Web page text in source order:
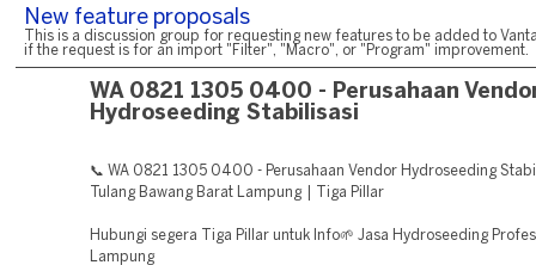
New feature proposals
This is a discussion group for requesting new features to be added to
if the request is for an import "Filter", "Macro", or "Program" improvement.
WA 0821 1305 0400 - Perusahaan
Hydroseeding Stabilisasi
📞 WA 0821 1305 0400 - Perusahaan Vendor Hydroseeding
Tulang Bawang Barat Lampung | Tiga Pillar
Hubungi segera Tiga Pillar untuk Info🌱 Jasa Hydroseeding
Lampung